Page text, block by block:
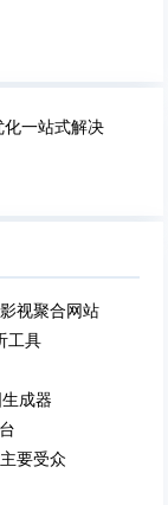
一站式解决
视聚合网站
工具
成器
要受众